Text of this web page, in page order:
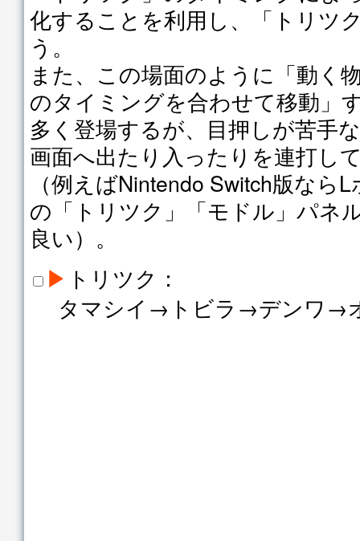
化することを利用し、「トリツ
う。
また、この場面のように「動く
のタイミングを合わせて移動」
多く登場するが、目押しが苦手
画面へ出たり入ったりを連打し
（例えばNintendo Switch版なら
の「トリツク」「モドル」パネ
良い）。
▶ トリツク：
タマシイ→トビラ→デンワ→